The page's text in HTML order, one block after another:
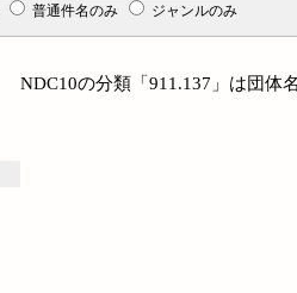
普通件名のみ ジャンルのみ
NDC10の分類「911.137」は団体